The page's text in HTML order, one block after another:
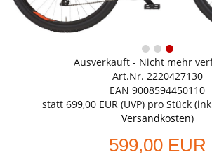
Ausverkauft - Nicht mehr
Art.Nr. 2220427130
EAN 9008594450110
statt 699,00 EUR (UVP) pro Stück
Versandkosten)
599,00 EUR